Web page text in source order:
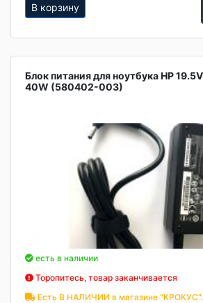
В корзину
Блок питания для ноутбука HP
40W (580402-003)
есть в наличии
Торопитесь, товар заканчивается
Есть В НАЛИЧИИ в магазине "КРОКУС".